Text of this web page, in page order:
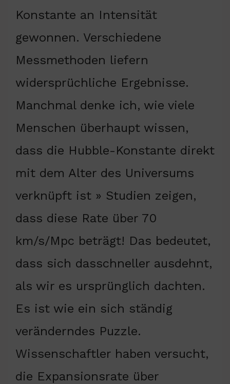
Konstante an Intensität
gewonnen. Verschiedene
Messmethoden liefern
widersprüchliche Ergebnisse.
Manchmal denke ich, wie viele
Menschen überhaupt wissen,
dass die Hubble-Konstante direkt
mit dem Alter des Universums
verknüpft ist » Studien zeigen,
dass diese Rate über 70
km/s/Mpc beträgt! Das bedeutet,
dass sich dasschneller ausdehnt,
als wir es ursprünglich dachten.
Es ist wie ein sich ständig
veränderndes Puzzle.
Wissenschaftler haben versucht,
die Expansionsrate über